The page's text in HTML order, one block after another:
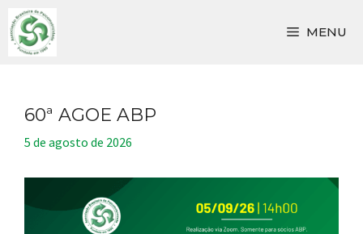
Pular
para
MENU
60ª AGOE ABP
5 de agosto de 2026